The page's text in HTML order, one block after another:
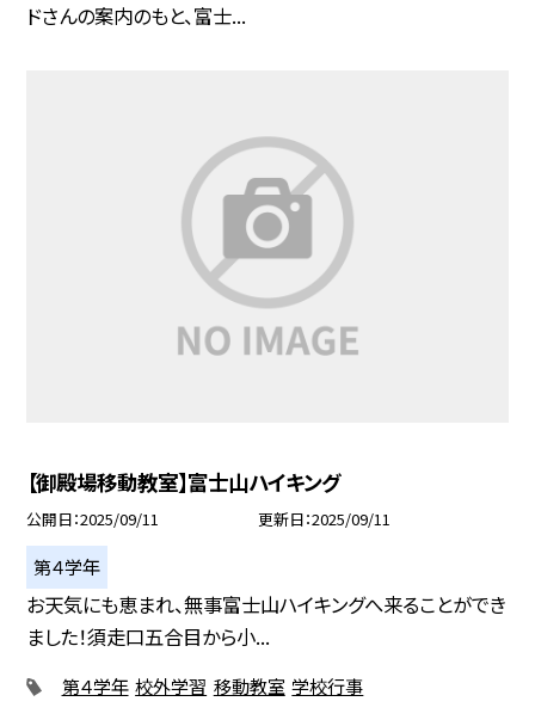
ドさんの案内のもと、富士...
【御殿場移動教室】富士山ハイキング
公開日 2025/09/11 更新日 2025/09/11
第４学年
お天気にも恵まれ、無事富士山ハイキングへ来ることができ
ました！須走口五合目から小...
第４学年 校外学習 移動教室 学校行事